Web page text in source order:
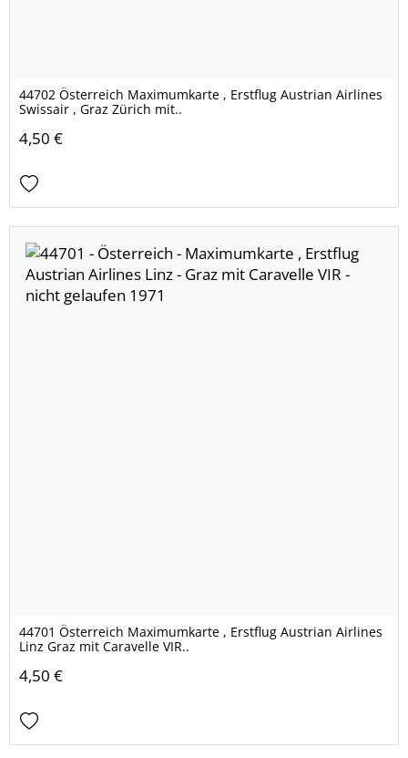
44702 Österreich Maximumkarte , Erstflug Austrian Airlines
Swissair , Graz Zürich mit..
4,50 €
44701 Österreich Maximumkarte , Erstflug Austrian Airlines
Linz Graz mit Caravelle VIR..
4,50 €